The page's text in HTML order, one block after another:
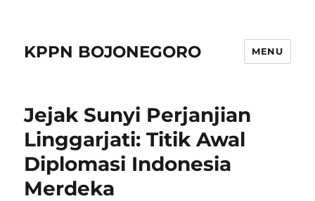
KPPN BOJONEGORO MENU
Jejak Sunyi Perjanjian
Linggarjati: Titik Awal
Diplomasi Indonesia
Merdeka